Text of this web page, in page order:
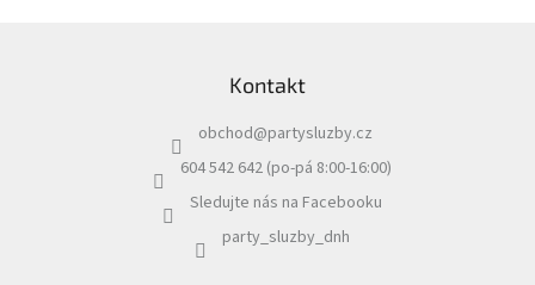
Kontakt
obchod@partysluzby.cz
604 542 642 (po-pá 8:00-16:00)
Sledujte nás na Facebooku
party_sluzby_dnh